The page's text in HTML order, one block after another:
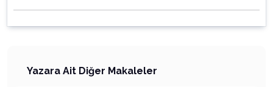
Yazara Ait Diğer Makaleler